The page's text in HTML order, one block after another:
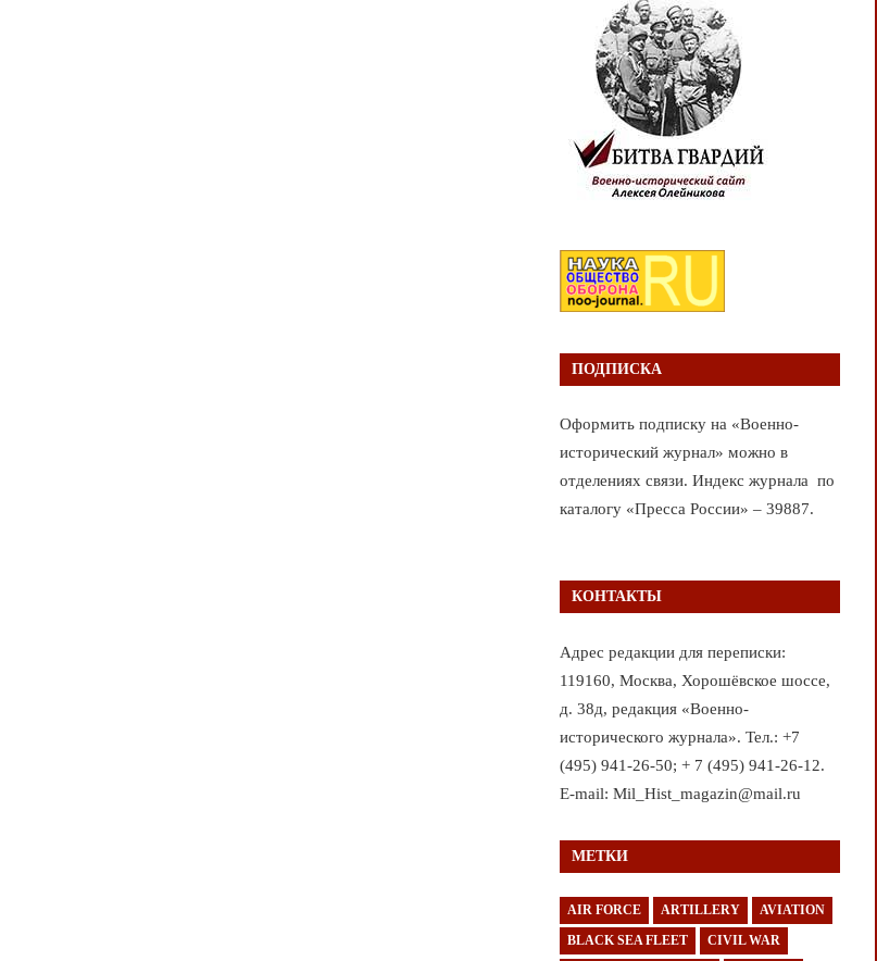
ПОДПИСКА
Оформить подписку на «Военно-
исторический журнал» можно в
отделениях связи. Индекс журнала по
каталогу «Пресса России» – 39887.
КОНТАКТЫ
Адрес редакции для переписки:
119160, Москва, Хорошёвское шоссе,
д. 38д, редакция «Военно-
исторического журнала». Тел.: +7
(495) 941-26-50; + 7 (495) 941-26-12.
E-mail: Mil_Hist_magazin@mail.ru
МЕТКИ
AIR FORCE ARTILLERY AVIATION
BLACK SEA FLEET CIVIL WAR